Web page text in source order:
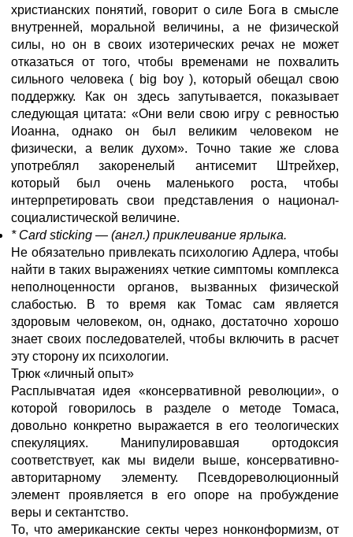
христианских понятий, говорит о силе Бога в смысле
внутренней, моральной величины, а не физической
силы, но он в своих изотерических речах не может
отказаться от того, чтобы временами не похвалить
сильного человека ( big boy ), который обещал свою
поддержку. Как он здесь запутывается, показывает
следующая цитата: «Они вели свою игру с ревностью
Иоанна, однако он был великим человеком не
физически, а велик духом». Точно такие же слова
употреблял закоренелый антисемит Штрейхер,
который был очень маленького роста, чтобы
интерпретировать свои представления о национал-
социалистической величине.
* Card sticking — (англ.) приклеивание ярлыка.
Не обязательно привлекать психологию Адлера, чтобы
найти в таких выражениях четкие симптомы комплекса
неполноценности органов, вызванных физической
слабостью. В то время как Томас сам является
здоровым человеком, он, однако, достаточно хорошо
знает своих последователей, чтобы включить в расчет
эту сторону их психологии.
Трюк «личный опыт»
Расплывчатая идея «консервативной революции», о
которой говорилось в разделе о методе Томаса,
довольно конкретно выражается в его теологических
спекуляциях. Манипулировавшая ортодоксия
соответствует, как мы видели выше, консервативно-
авторитарному элементу. Псевдореволюционный
элемент проявляется в его опоре на пробуждение
веры и сектантство.
То, что американские секты через нонконформизм, от